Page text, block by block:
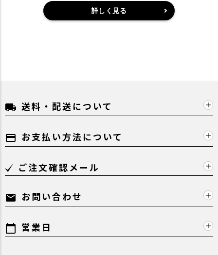
詳しく見る
local_shipping 送料・配送について
payment お支払い方法について
ご注文確認メール
mail お問い合わせ
calendar_today 営業日